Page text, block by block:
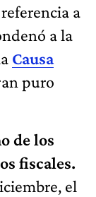
a
a la
Causa
puro
de los
fiscales.
el